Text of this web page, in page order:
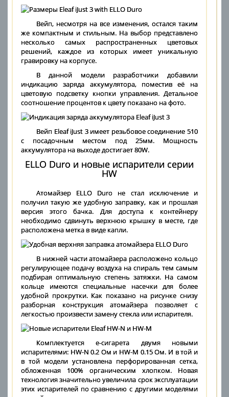
Вейп, несмотря на все изменения, остался таким
же компактным и стильным. На выбор представлено
несколько самых распространенных цветовых
решений, каждое из которых имеет уникальную
гравировку на корпусе.
В данной модели разработчики добавили
индикацию заряда аккумулятора, поместив её на
цветовую подсветку кнопки управления. Детальное
соотношение процентов к цвету показано на фото.
Вейп Eleaf iJust 3 имеет резьбовое соединение 510
с посадочным местом под 25мм. Мощность
аккумулятора на выходе достигает 80W.
ELLO Duro и новые испарители серии
HW
Атомайзер ELLO Duro не стал исключение и
получил такую же удобную заправку, как и прошлая
версия этого бачка. Для доступа к контейнеру
необходимо сдвинуть верхнюю крышку в месте, где
расположена метка в виде капли.
В нижней части атомайзера расположено кольцо
регулирующее подачу воздуха на спираль тем самым
подбирая оптимальную степень затяжки. На самом
кольце имеются специальные насечки для более
удобной прокрутки. Как показано на рисунке снизу
разборная конструкция атомайзера позволяет с
легкостью произвести замену стекла или испарителя.
Комплектуется е-сигарета двумя новыми
испарителями: HW-N 0.2 Ом и HW-M 0.15 Ом. И в той и
в той модели установлена перфорированная сетка,
обложенная 100% органическим хлопком. Новая
технология значительно увеличила срок эксплуатации
этих испарителей по сравнению с другими моделями